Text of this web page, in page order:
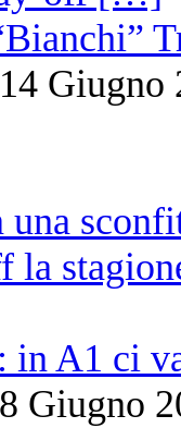
Giugno
in A1 ci
Giugno